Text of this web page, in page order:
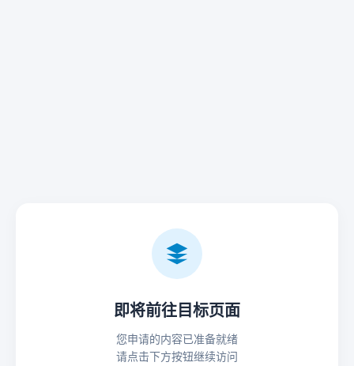
即将前往目标页面
您申请的内容已准备就绪
请点击下方按钮继续访问